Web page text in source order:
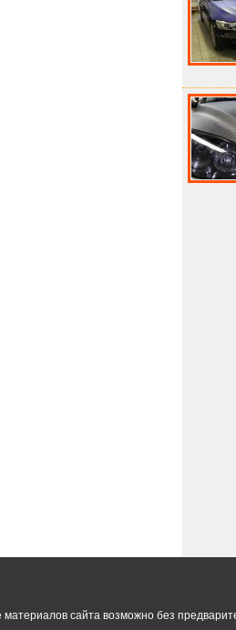
сайта возможно без